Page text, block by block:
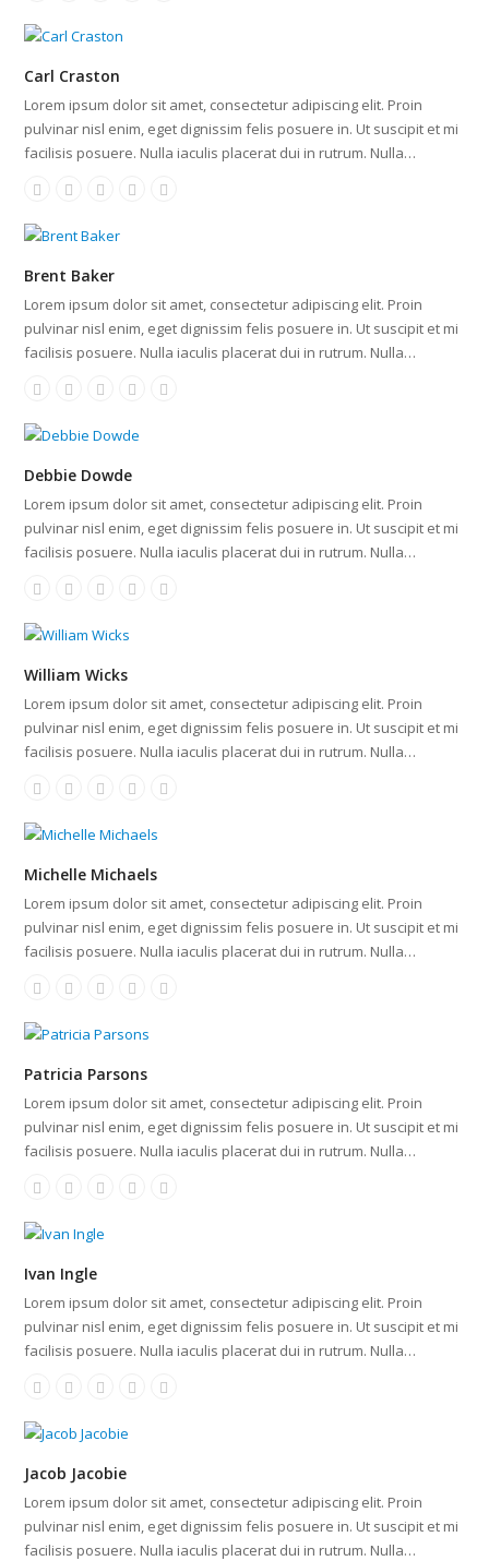
Carl Craston
Lorem ipsum dolor sit amet, consectetur adipiscing elit. Proin
pulvinar nisl enim, eget dignissim felis posuere in. Ut suscipit et mi
facilisis posuere. Nulla iaculis placerat dui in rutrum. Nulla…
Brent Baker
Lorem ipsum dolor sit amet, consectetur adipiscing elit. Proin
pulvinar nisl enim, eget dignissim felis posuere in. Ut suscipit et mi
facilisis posuere. Nulla iaculis placerat dui in rutrum. Nulla…
Debbie Dowde
Lorem ipsum dolor sit amet, consectetur adipiscing elit. Proin
pulvinar nisl enim, eget dignissim felis posuere in. Ut suscipit et mi
facilisis posuere. Nulla iaculis placerat dui in rutrum. Nulla…
William Wicks
Lorem ipsum dolor sit amet, consectetur adipiscing elit. Proin
pulvinar nisl enim, eget dignissim felis posuere in. Ut suscipit et mi
facilisis posuere. Nulla iaculis placerat dui in rutrum. Nulla…
Michelle Michaels
Lorem ipsum dolor sit amet, consectetur adipiscing elit. Proin
pulvinar nisl enim, eget dignissim felis posuere in. Ut suscipit et mi
facilisis posuere. Nulla iaculis placerat dui in rutrum. Nulla…
Patricia Parsons
Lorem ipsum dolor sit amet, consectetur adipiscing elit. Proin
pulvinar nisl enim, eget dignissim felis posuere in. Ut suscipit et mi
facilisis posuere. Nulla iaculis placerat dui in rutrum. Nulla…
Ivan Ingle
Lorem ipsum dolor sit amet, consectetur adipiscing elit. Proin
pulvinar nisl enim, eget dignissim felis posuere in. Ut suscipit et mi
facilisis posuere. Nulla iaculis placerat dui in rutrum. Nulla…
Jacob Jacobie
Lorem ipsum dolor sit amet, consectetur adipiscing elit. Proin
pulvinar nisl enim, eget dignissim felis posuere in. Ut suscipit et mi
facilisis posuere. Nulla iaculis placerat dui in rutrum. Nulla…